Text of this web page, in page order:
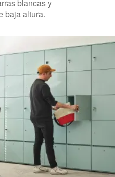
blancas y
baja altura.